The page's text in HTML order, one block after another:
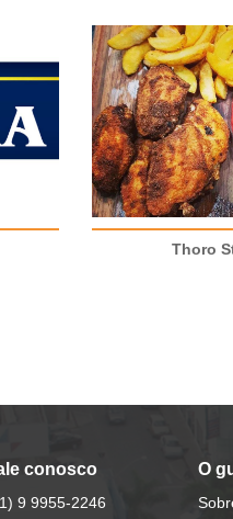
Thoro
conosco
9 9955-2246
O